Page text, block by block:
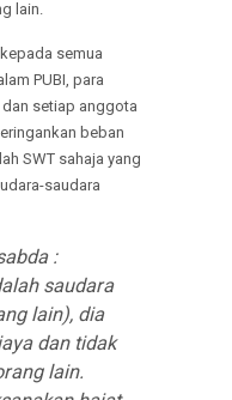
lain.
semua
PUBI, para
dan setiap anggota
beban
SWT sahaja yang
saudara
:
saudara
lain), dia
dan tidak
lain.